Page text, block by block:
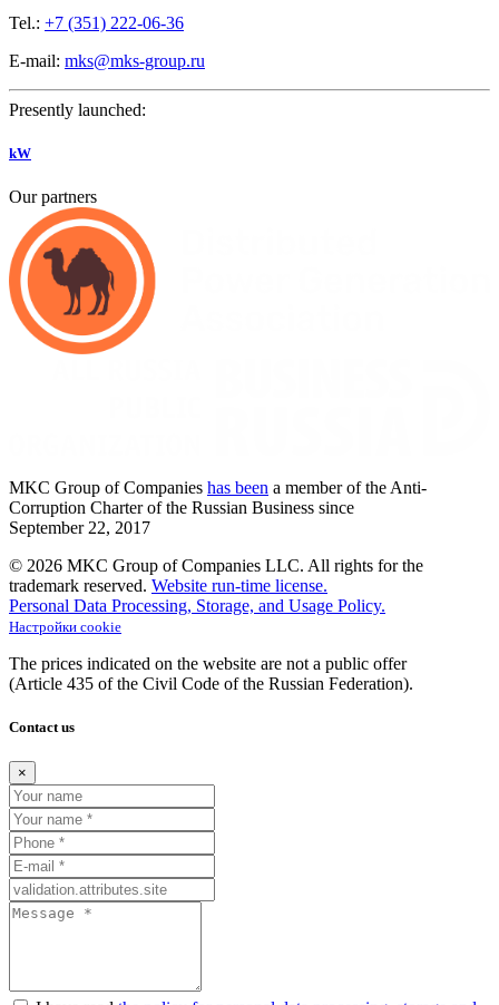
Tel.: +7 (351) 222-06-36
E-mail: mks@mks-group.ru
Presently launched:
kW
Our partners
MKC Group of Companies has been a member of the Anti-
Corruption Charter of the Russian Business since
September 22, 2017
© 2026 MKC Group of Companies LLC. All rights for the
trademark reserved. Website run-time license.
Personal Data Processing, Storage, and Usage Policy.
Настройки cookie
The prices indicated on the website are not a public offer
(Article 435 of the Civil Code of the Russian Federation).
Contact us
×